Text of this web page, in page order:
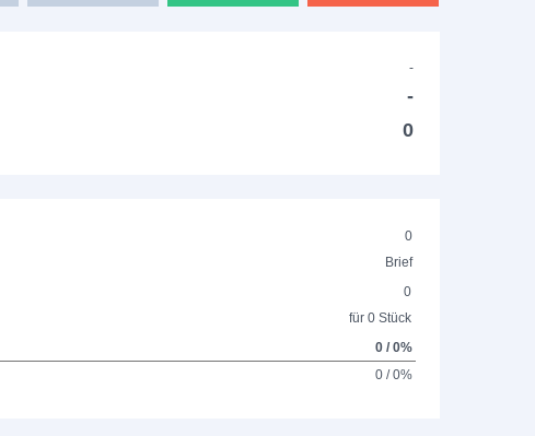
-
-
0
0
Brief
0
für 0 Stück
0 / 0%
0 / 0%